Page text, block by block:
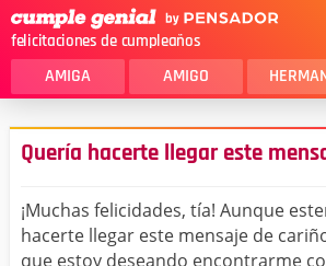
felicitaciones de cumpleaños
AMIGA AMIGO
MAMA
SOBRINA
Quería hacerte llegar este
¡Muchas felicidades, tía! Aunque
hacerte llegar este mensaje de
que estoy deseando encontrarme